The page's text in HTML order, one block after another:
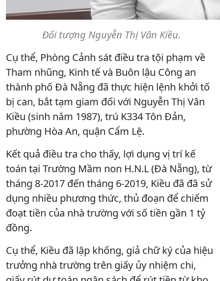
Đối tượng Nguyễn Thị Vân Kiều.
Cụ thể, Phòng Cảnh sát điều tra tội phạm về
Tham nhũng, Kinh tế và Buôn lậu Công an
thành phố Đà Nẵng đã thực hiện lệnh khởi tố
bị can, bắt tạm giam đối với Nguyễn Thị Vân
Kiều (sinh năm 1987), trú K334 Tôn Đản,
phường Hòa An, quận Cẩm Lệ.
Kết quả điều tra cho thấy, lợi dụng vị trí kế
toán tại Trường Mầm non H.N.L (Đà Nẵng), từ
tháng 8-2017 đến tháng 6-2019, Kiều đã đã sử
dụng nhiều phương thức, thủ đoạn để chiếm
đoạt tiền của nhà trường với số tiền gần 1 tỷ
đồng.
Cụ thể, Kiều đã lập khống, giả chữ ký của hiệu
trưởng nhà trường trên giấy ủy nhiệm chi,